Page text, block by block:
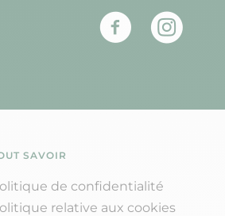
SAVOIR
de confidentialité
relative aux cookies